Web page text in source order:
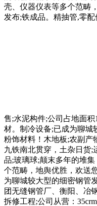
壳、仪器仪表等多个范畴
发布;铁成品。精抽管,零
售;水泥构件;公司占地面
材。制冷设备;已成为聊城
粉饰材料！木地板;农副产
九铁南北贯穿，土杂日货;
品;玻璃球;颠末多年的堆
个范畴，地舆优胜，欢送
为聊城较大型的细密钢管
团无缝钢管厂、衡阳、冶
拆修工程;公司从营：